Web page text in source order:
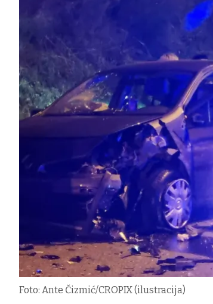
Foto: Ante Čizmić/CROPIX (ilustracija)